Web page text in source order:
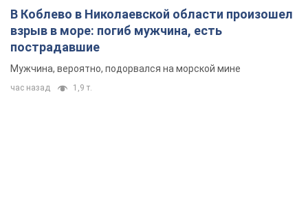
В Коблево в Николаевской области произошел
взрыв в море: погиб мужчина, есть
пострадавшие
Мужчина, вероятно, подорвался на морской мине
час назад 1,9 т.